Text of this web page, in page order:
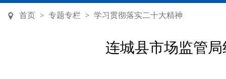
首页 > 专题专栏 > 学习贯彻落实二十大精神
连城县市场监管